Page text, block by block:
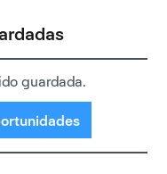
guardada.